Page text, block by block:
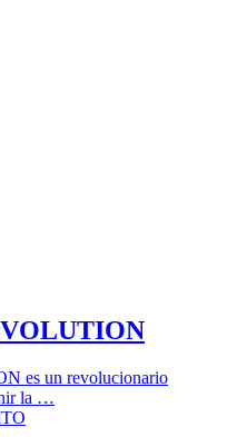
es un revolucionario
la …